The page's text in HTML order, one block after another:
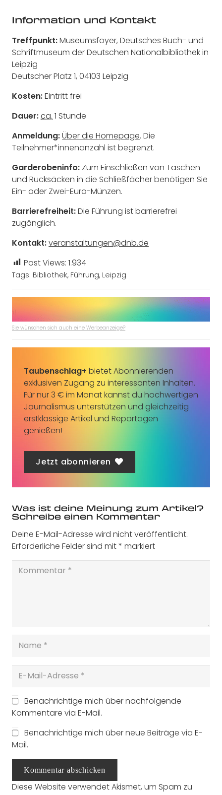
Information und Kontakt
Treffpunkt:Museumsfoyer, Deutsches Buch- und
Schriftmuseum der Deutschen Nationalbibliothek in
Leipzig
Deutscher Platz 1, 04103 Leipzig
Kosten:Eintritt frei
Dauer:ca. 1 Stunde
Anmeldung:Über die Homepage. Die
Teilnehmer*innenanzahl ist begrenzt.
Garderobeninfo: Zum Einschließen von Taschen
und Rucksäcken in die Schließfächer benötigen Sie
Ein- oder Zwei-Euro-Münzen.
Barrierefreiheit:Die Führung ist barrierefrei
zugänglich.
Kontakt:veranstaltungen@dnb.de
Post Views: 1.934
Tags: Bibliothek, Führung, Leipzig
Sie wünschen sich auch eine Werbeanzeige?
Taubenschlag+ bietet Abonnierenden
exklusiven Zugang zu interessanten Inhalten.
Für nur 3 € im Monat kannst du hochwertigen
Journalismus unterstützen und gleichzeitig
erstklassige Artikel und Reportagen
genießen!
Jetzt abonnieren
Was ist deine Meinung zum Artikel?
Schreibe einen Kommentar
Deine E-Mail-Adresse wird nicht veröffentlicht.
Erforderliche Felder sind mit* markiert
Benachrichtige mich über nachfolgende
Kommentare via E-Mail.
Benachrichtige mich über neue Beiträge via E-
Mail.
Kommentar abschicken
Diese Website verwendet Akismet, um Spam zu